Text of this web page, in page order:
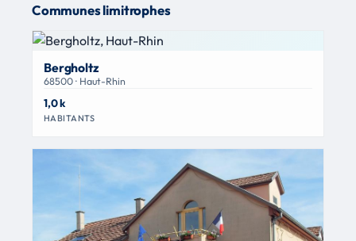
Communes limitrophes
Bergholtz
68500 · Haut-Rhin
1,0 k
HABITANTS